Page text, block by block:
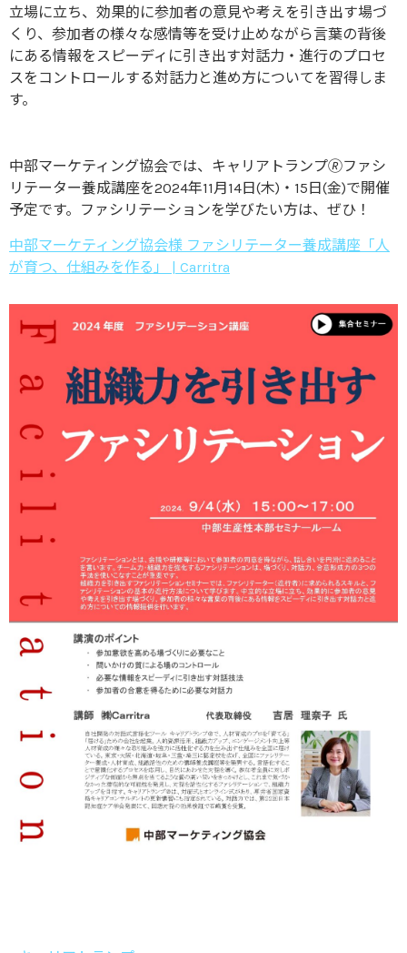
立場に立ち、効果的に参加者の意見や考えを引き出す場づ
くり、参加者の様々な感情等を受け止めながら言葉の背後
にある情報をスピーディに引き出す対話力・進行のプロセ
スをコントロールする対話力と進め方についてを習得しま
す。
中部マーケティング協会では、キャリアトランプ🄬ファシ
リテーター養成講座を2024年11月14日(木)・15日(金)で開催
予定です。ファシリテーションを学びたい方は、ぜひ！
中部マーケティング協会様 ファシリテーター養成講座「人
が育つ、仕組みを作る」 | Carritra